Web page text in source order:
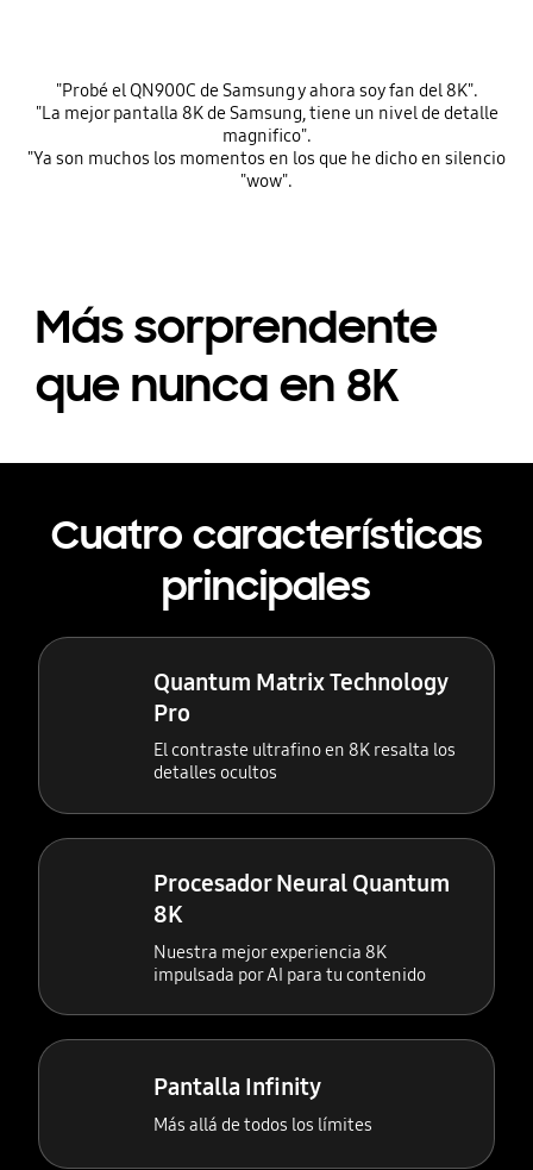
"Probé el QN900C de Samsung y ahora soy fan del 8K".
"La mejor pantalla 8K de Samsung, tiene un nivel de detalle
magnifico".
"Ya son muchos los momentos en los que he dicho en silencio
"wow".
Más sorprendente
que nunca en 8K
Cuatro características
principales
Quantum Matrix Technology
Pro
El contraste ultrafino en 8K resalta los
detalles ocultos
Procesador Neural Quantum
8K
Nuestra mejor experiencia 8K
impulsada por AI para tu contenido
Pantalla Infinity
Más allá de todos los límites